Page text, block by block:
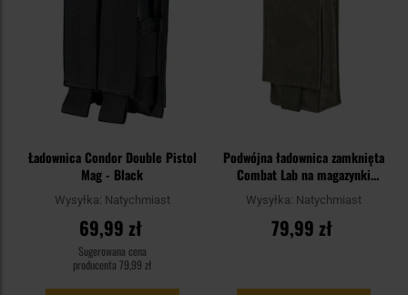
Ładownica Condor Double Pistol
Mag - Black
Wysyłka: Natychmiast
69,99 zł
Sugerowana cena
producenta 79,99 zł
Podwójna ładownica zamknięta
Combat Lab na magazynki
karabinowe - Ranger Green
Wysyłka: Natychmiast
79,99 zł